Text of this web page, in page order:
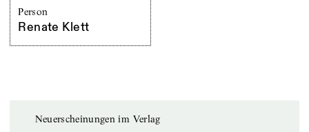
Person
Renate Klett
Neuerscheinungen im Verlag